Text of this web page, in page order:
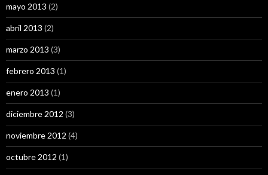
mayo 2013 (2)
abril 2013 (2)
marzo 2013 (3)
febrero 2013 (1)
enero 2013 (1)
diciembre 2012 (3)
noviembre 2012 (4)
octubre 2012 (1)